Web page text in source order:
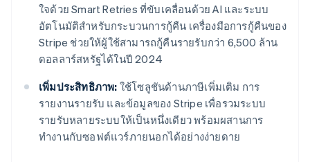
ใจด้วย Smart Retries ที่ขับเคลื่อนด้วย AI และระบบ
อัตโนมัติสำหรับกระบวนการกู้คืน เครื่องมือการกู้คืนของ
Stripe ช่วยให้ผู้ใช้สามารถกู้คืนรายรับกว่า 6,500 ล้าน
ดอลลาร์สหรัฐได้ในปี 2024
เพิ่มประสิทธิภาพ: ใช้โซลูชันด้านภาษีเพิ่มเติม การ
รายงานรายรับ และข้อมูลของ Stripe เพื่อรวมระบบ
รายรับหลายระบบให้เป็นหนึ่งเดียว พร้อมผสานการ
ทำงานกับซอฟต์แวร์ภายนอกได้อย่างง่ายดาย